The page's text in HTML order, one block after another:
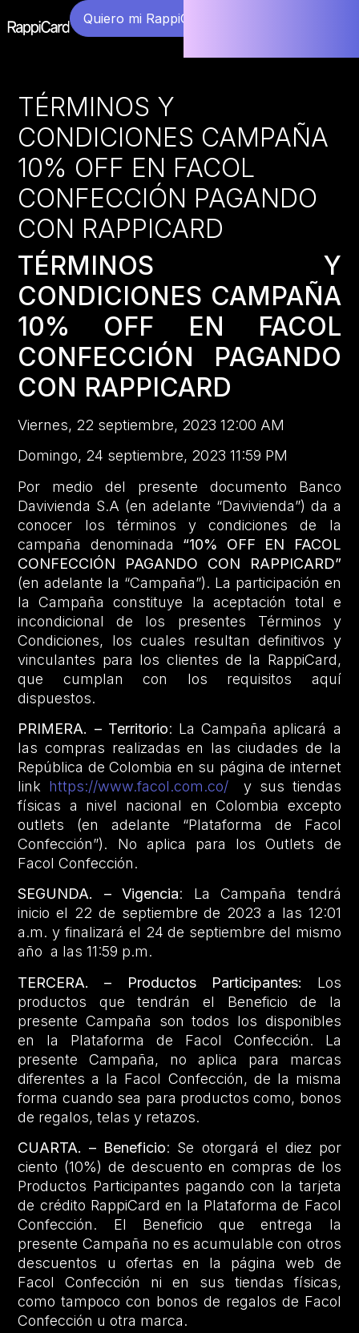
Quiero mi RappiCard
TÉRMINOS Y
CONDICIONES CAMPAÑA
10% OFF EN FACOL
CONFECCIÓN PAGANDO
CON RAPPICARD
TÉRMINOS Y
CONDICIONES CAMPAÑA
10% OFF EN FACOL
CONFECCIÓN PAGANDO
CON RAPPICARD
Viernes, 22 septiembre, 2023 12:00 AM
Domingo, 24 septiembre, 2023 11:59 PM
Por medio del presente documento Banco
Davivienda S.A (en adelante “Davivienda”) da a
conocer los términos y condiciones de la
campaña denominada “10% OFF EN FACOL
CONFECCIÓN PAGANDO CON RAPPICARD”
(en adelante la “Campaña”). La participación en
la Campaña constituye la aceptación total e
incondicional de los presentes Términos y
Condiciones, los cuales resultan definitivos y
vinculantes para los clientes de la RappiCard,
que cumplan con los requisitos aquí
dispuestos.
PRIMERA. – Territorio: La Campaña aplicará a
las compras realizadas en las ciudades de la
República de Colombia en su página de internet
link https://www.facol.com.co/ y sus tiendas
físicas a nivel nacional en Colombia excepto
outlets (en adelante “Plataforma de Facol
Confección”). No aplica para los Outlets de
Facol Confección.
SEGUNDA. – Vigencia: La Campaña tendrá
inicio el 22 de septiembre de 2023 a las 12:01
a.m. y finalizará el 24 de septiembre del mismo
año a las 11:59 p.m.
TERCERA. – Productos Participantes: Los
productos que tendrán el Beneficio de la
presente Campaña son todos los disponibles
en la Plataforma de Facol Confección. La
presente Campaña, no aplica para marcas
diferentes a la Facol Confección, de la misma
forma cuando sea para productos como, bonos
de regalos, telas y retazos.
CUARTA. – Beneficio: Se otorgará el diez por
ciento (10%) de descuento en compras de los
Productos Participantes pagando con la tarjeta
de crédito RappiCard en la Plataforma de Facol
Confección. El Beneficio que entrega la
presente Campaña no es acumulable con otros
descuentos u ofertas en la página web de
Facol Confección ni en sus tiendas físicas,
como tampoco con bonos de regalos de Facol
Confección u otra marca.